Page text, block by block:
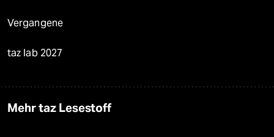
Vergangene
taz lab 2027
Mehr taz Lesestoff